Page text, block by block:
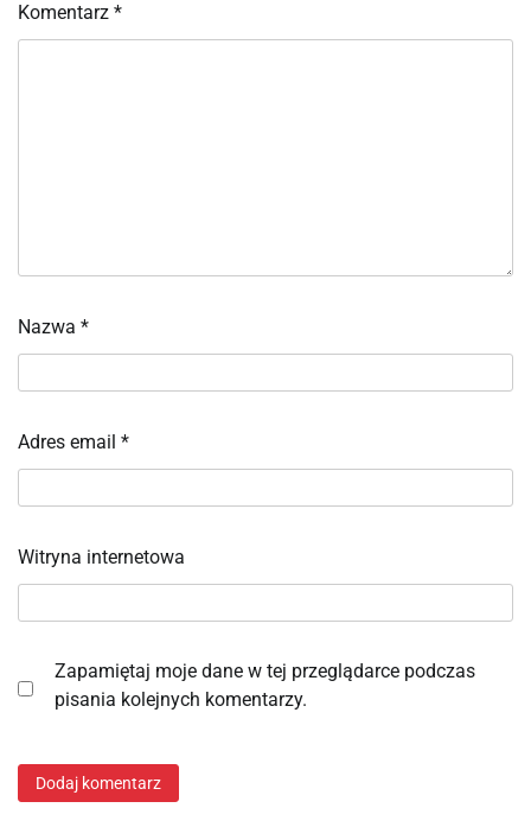
Komentarz *
Nazwa *
Adres email *
Witryna internetowa
Zapamiętaj moje dane w tej przeglądarce podczas
pisania kolejnych komentarzy.